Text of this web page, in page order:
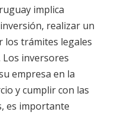
implica
realizar un
los trámites legales
inversores
empresa en la
y cumplir con las
es importante